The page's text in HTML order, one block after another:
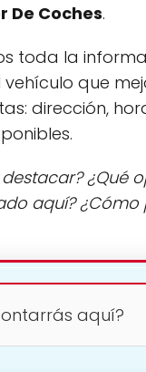
De Coches.
toda la
vehículo que
dirección,
¿Qué
aquí? ¿Cómo
aquí?